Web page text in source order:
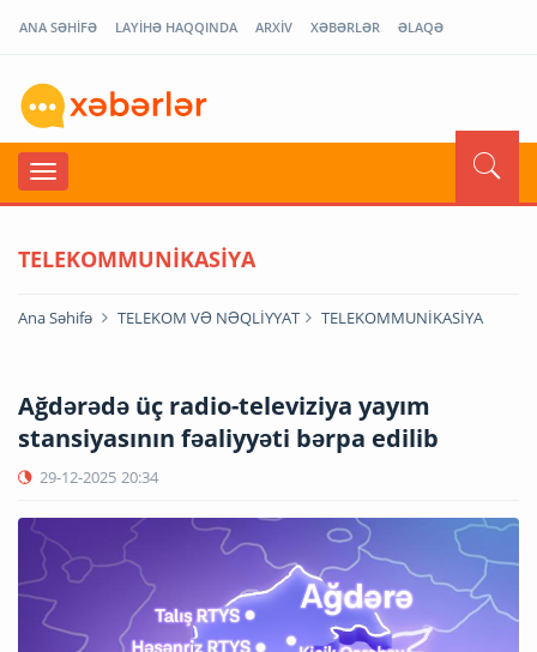
ANA SƏHİFƏ LAYİHƏ HAQQINDA ARXİV XƏBƏRLƏR ƏLAQƏ
TELEKOMMUNİKASİYA
Ana Səhifə TELEKOM VƏ NƏQLİYYAT TELEKOMMUNİKASİYA
Ağdərədə üç radio-televiziya yayım
stansiyasının fəaliyyəti bərpa edilib
29-12-2025 20:34